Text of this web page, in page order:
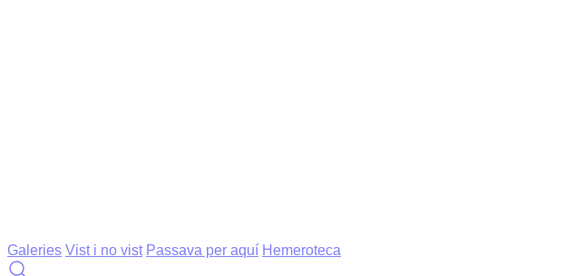
Galeries Vist i no vist Passava per aquí Hemeroteca